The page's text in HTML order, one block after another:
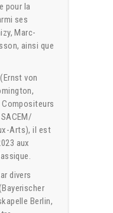
pour la
ses
Marc-
ainsi que
von
Arts), il est
aux
divers
Berlin,